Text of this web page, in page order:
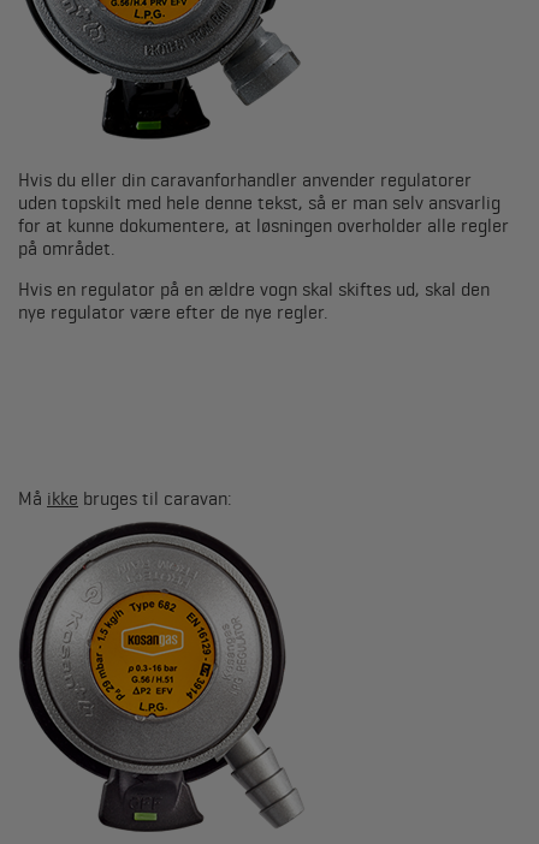
Hvis du eller din caravanforhandler anvender regulatorer
uden topskilt med hele denne tekst, så er man selv ansvarlig
for at kunne dokumentere, at løsningen overholder alle regler
på området.
Hvis en regulator på en ældre vogn skal skiftes ud, skal den
nye regulator være efter de nye regler.
Må ikke bruges til caravan: